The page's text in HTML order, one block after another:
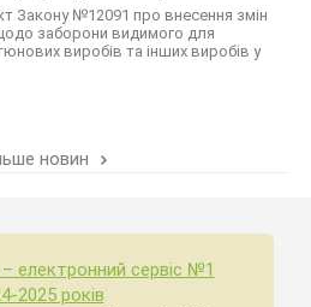
Закону №12091 про внесення змін
заборони видимого для
виробів та інших виробів у
новин